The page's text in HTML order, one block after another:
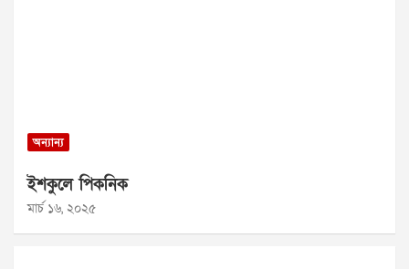
অন্যান্য
ইশকুলে পিকনিক
মার্চ ১৬, ২০২৫